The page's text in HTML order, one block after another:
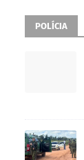
POLÍCIA